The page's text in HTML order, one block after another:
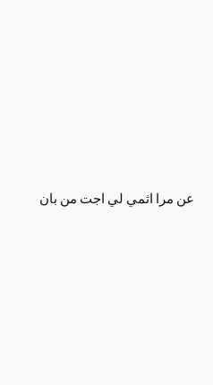
عن مرا اثمي لي اجت من بان